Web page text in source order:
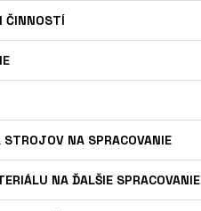
ČINNOSTÍ
STROJOV NA SPRACOVANIE
NA ĎALŠIE SPRACOVANIE